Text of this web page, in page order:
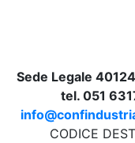
Sede Legale
tel. 051
CODICE